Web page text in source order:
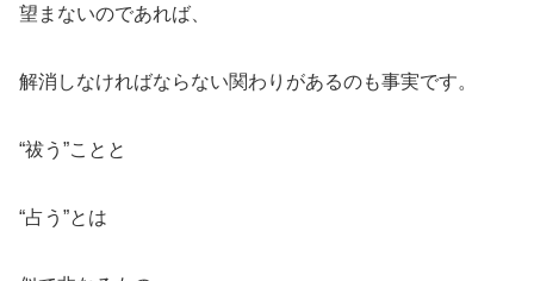
望まないのであれば、
解消しなければならない関わりがあるのも事実です。
“祓う”ことと
“占う”とは